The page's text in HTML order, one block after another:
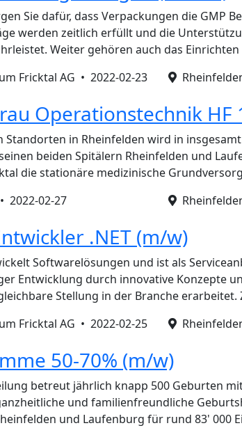
Sie dafür, dass Verpackungen die GMP
werden zeitlich erfüllt und die
Weiter gehören auch das
Fricktal AG • 2022-02-23
Operationstechnik HF
Standorten in Rheinfelden wird in
beiden Spitälern Rheinfelden und
die stationäre medizinische
2022-02-27
.NET (m/w)
Softwarelösungen und ist als
Entwicklung durch innovative Konzepte
Stellung in der Branche erarbeitet.
Fricktal AG • 2022-02-25
50-70% (m/w)
betreut jährlich knapp 500 Geburten
und familienfreundliche
und Laufenburg für rund 83' 000